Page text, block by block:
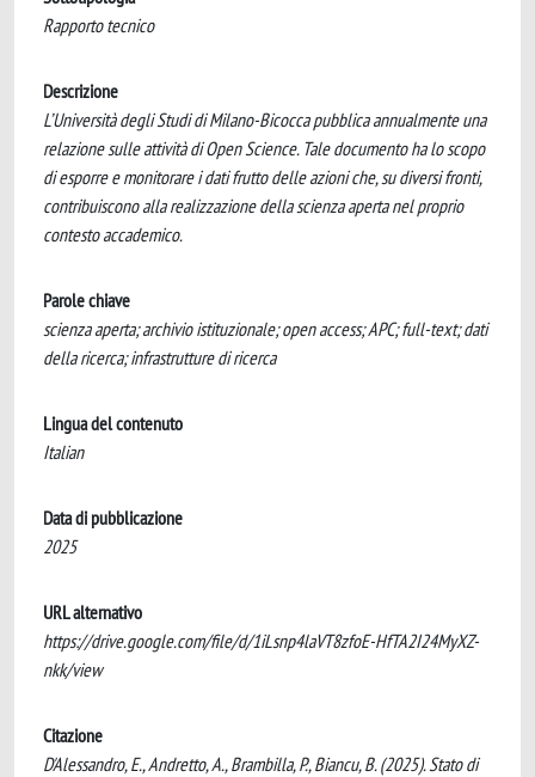
Rapporto tecnico
Descrizione
L’Università degli Studi di Milano-Bicocca pubblica annualmente una
relazione sulle attività di Open Science. Tale documento ha lo scopo
di esporre e monitorare i dati frutto delle azioni che, su diversi fronti,
contribuiscono alla realizzazione della scienza aperta nel proprio
contesto accademico.
Parole chiave
scienza aperta; archivio istituzionale; open access; APC; full-text; dati
della ricerca; infrastrutture di ricerca
Lingua del contenuto
Italian
Data di pubblicazione
2025
URL alternativo
https://drive.google.com/file/d/1iLsnp4laVT8zfoE-HfTA2I24MyXZ-
nkk/view
Citazione
D'Alessandro, E., Andretto, A., Brambilla, P., Biancu, B. (2025). Stato di